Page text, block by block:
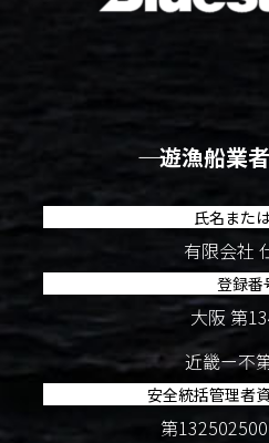
―― 遊漁船業者
氏名また
有限会社
登録番
大阪 第
近畿ー不
安全統括管理者
第